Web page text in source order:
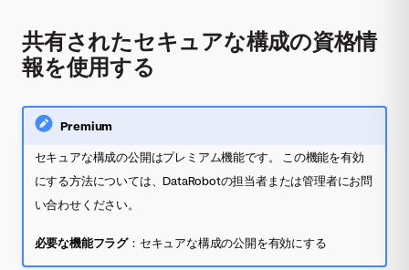
共有されたセキュアな構成の資格情
報を使用する
Premium
セキュアな構成の公開はプレミアム機能です。 この機能を有効
にする方法については、DataRobotの担当者または管理者にお問
い合わせください。
必要な機能フラグ：セキュアな構成の公開を有効にする